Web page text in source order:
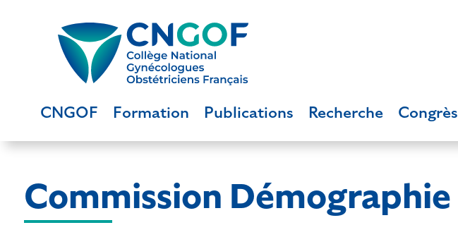
CNGOF Formation Publications Recherche Congrès
Commission Démographie